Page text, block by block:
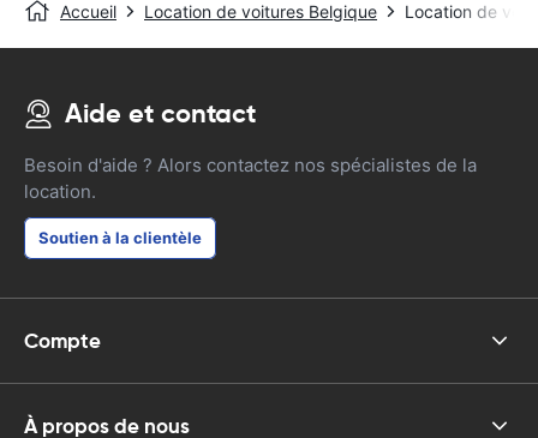
Accueil Location de voitures Belgique Location de
Aide et contact
Besoin d'aide ? Alors contactez nos spécialistes de la
location.
Soutien à la clientèle
Compte
À propos de nous